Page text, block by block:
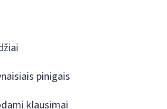
pinigais
klausimai